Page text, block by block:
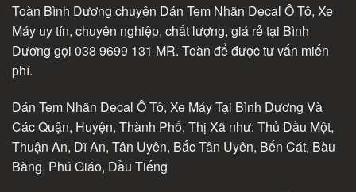
Toàn Bình Dương chuyên Dán Tem Nhãn Decal Ô Tô, Xe
Máy uy tín, chuyên nghiệp, chất lượng, giá rẻ tại Bình
Dương gọi 038 9699 131 MR. Toàn để được tư vấn miến
phí.
Dán Tem Nhãn Decal Ô Tô, Xe Máy Tại Bình Dương Và
Các Quận, Huyện, Thành Phố, Thị Xã như: Thủ Dầu Một,
Thuận An, Dĩ An, Tân Uyên, Bắc Tân Uyên, Bến Cát, Bàu
Bàng, Phú Giáo, Dầu Tiếng